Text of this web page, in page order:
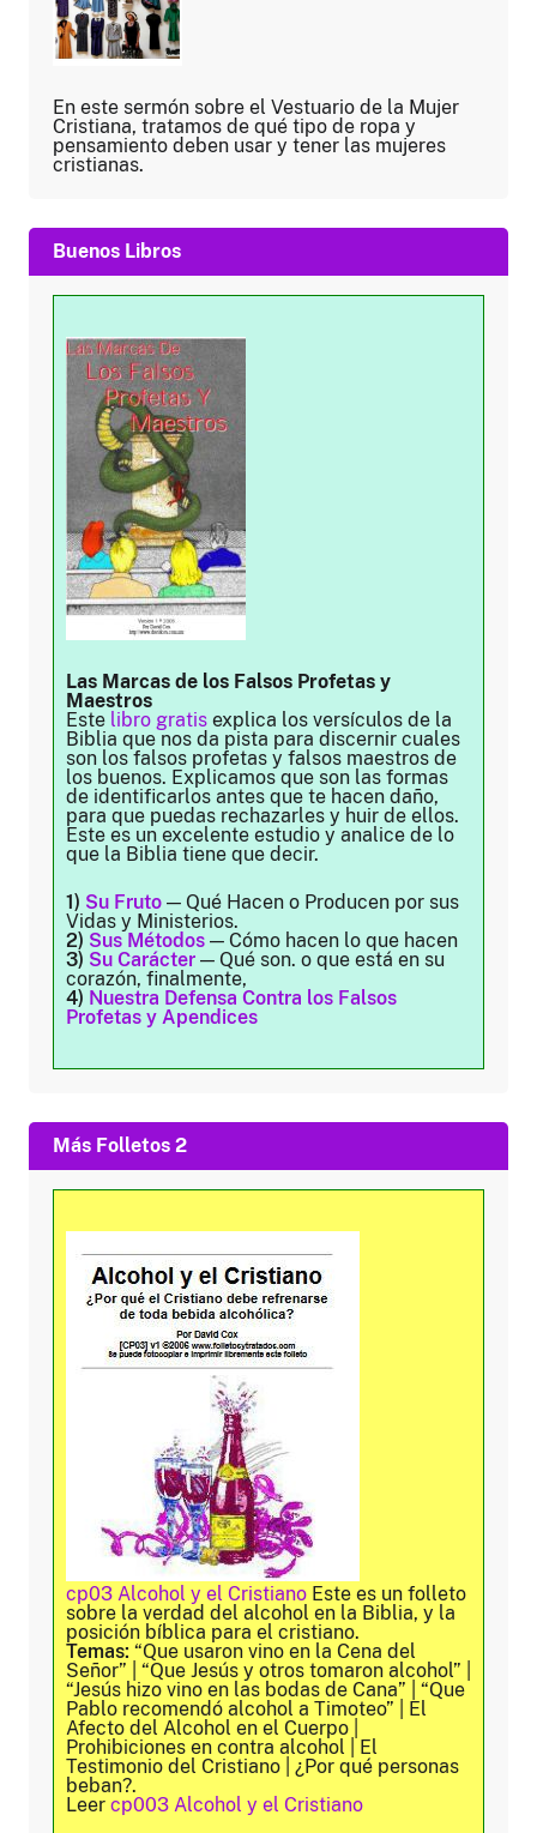
En este sermón sobre el Vestuario de la Mujer
Cristiana, tratamos de qué tipo de ropa y
pensamiento deben usar y tener las mujeres
cristianas.
Buenos Libros
Las Marcas de los Falsos Profetas y
Maestros
Este libro gratis explica los versículos de la
Biblia que nos da pista para discernir cuales
son los falsos profetas y falsos maestros de
los buenos. Explicamos que son las formas
de identificarlos antes que te hacen daño,
para que puedas rechazarles y huir de ellos.
Este es un excelente estudio y analice de lo
que la Biblia tiene que decir.
1) Su Fruto — Qué Hacen o Producen por sus
Vidas y Ministerios.
2) Sus Métodos — Cómo hacen lo que hacen
3) Su Carácter — Qué son. o que está en su
corazón, finalmente,
4) Nuestra Defensa Contra los Falsos
Profetas y Apendices
Más Folletos 2
cp03 Alcohol y el Cristiano Este es un folleto
sobre la verdad del alcohol en la Biblia, y la
posición bíblica para el cristiano.
Temas: “Que usaron vino en la Cena del
Señor” | “Que Jesús y otros tomaron alcohol” |
“Jesús hizo vino en las bodas de Cana” | “Que
Pablo recomendó alcohol a Timoteo” | El
Afecto del Alcohol en el Cuerpo |
Prohibiciones en contra alcohol | El
Testimonio del Cristiano | ¿Por qué personas
beban?.
Leer cp003 Alcohol y el Cristiano